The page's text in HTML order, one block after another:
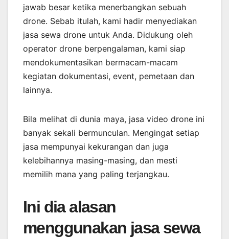
jawab besar ketika menerbangkan sebuah
drone. Sebab itulah, kami hadir menyediakan
jasa sewa drone untuk Anda. Didukung oleh
operator drone berpengalaman, kami siap
mendokumentasikan bermacam-macam
kegiatan dokumentasi, event, pemetaan dan
lainnya.
Bila melihat di dunia maya, jasa video drone ini
banyak sekali bermunculan. Mengingat setiap
jasa mempunyai kekurangan dan juga
kelebihannya masing-masing, dan mesti
memilih mana yang paling terjangkau.
Ini dia alasan
menggunakan jasa sewa